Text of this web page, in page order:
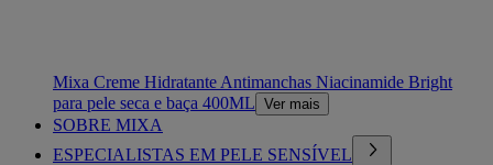
Mixa Creme Hidratante Antimanchas Niacinamide Bright
para pele seca e baça 400ML Ver mais
SOBRE MIXA
ESPECIALISTAS EM PELE SENSÍVEL